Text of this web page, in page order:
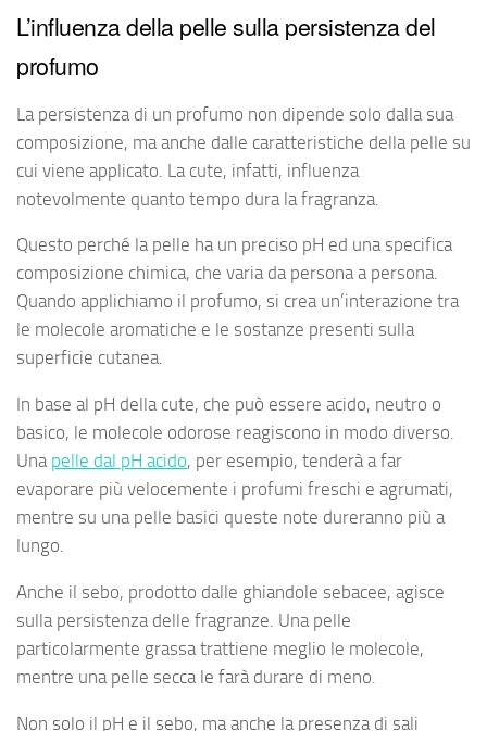
L’influenza della pelle sulla persistenza del
profumo
La persistenza di un profumo non dipende solo dalla sua
composizione, ma anche dalle caratteristiche della pelle su
cui viene applicato. La cute, infatti, influenza
notevolmente quanto tempo dura la fragranza.
Questo perché la pelle ha un preciso pH ed una specifica
composizione chimica, che varia da persona a persona.
Quando applichiamo il profumo, si crea un’interazione tra
le molecole aromatiche e le sostanze presenti sulla
superficie cutanea.
In base al pH della cute, che può essere acido, neutro o
basico, le molecole odorose reagiscono in modo diverso.
Una pelle dal pH acido, per esempio, tenderà a far
evaporare più velocemente i profumi freschi e agrumati,
mentre su una pelle basici queste note dureranno più a
lungo.
Anche il sebo, prodotto dalle ghiandole sebacee, agisce
sulla persistenza delle fragranze. Una pelle
particolarmente grassa trattiene meglio le molecole,
mentre una pelle secca le farà durare di meno.
Non solo il pH e il sebo, ma anche la presenza di sali